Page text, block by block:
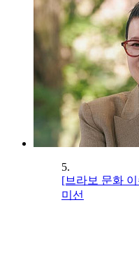
5.
[브라보 문화
미선